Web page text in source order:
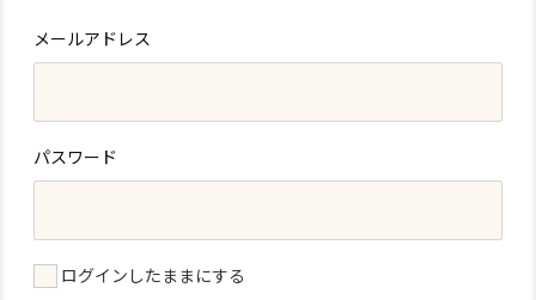
メールアドレス
パスワード
ログインしたままにする